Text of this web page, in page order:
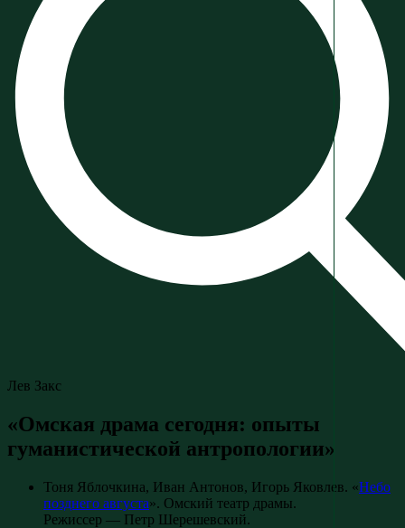
Лев Закс
«Омская драма сегодня: опыты
гуманистической антропологии»
Тоня Яблочкина, Иван Антонов, Игорь Яковлев. «Небо
позднего августа». Омский театр драмы.
Режиссер — Петр Шерешевский.